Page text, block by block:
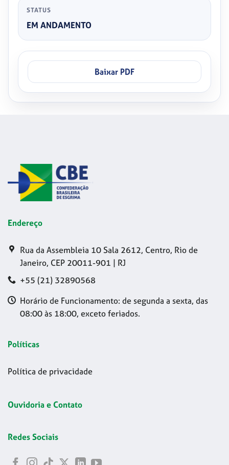
STATUS
EM ANDAMENTO
Baixar PDF
Endereço
Rua da Assembleia 10 Sala 2612, Centro, Rio de
Janeiro, CEP 20011-901 | RJ
+55 (21) 32890568
Horário de Funcionamento: de segunda a sexta, das
08:00 às 18:00, exceto feriados.
Políticas
Política de privacidade
Ouvidoria e Contato
Redes Sociais